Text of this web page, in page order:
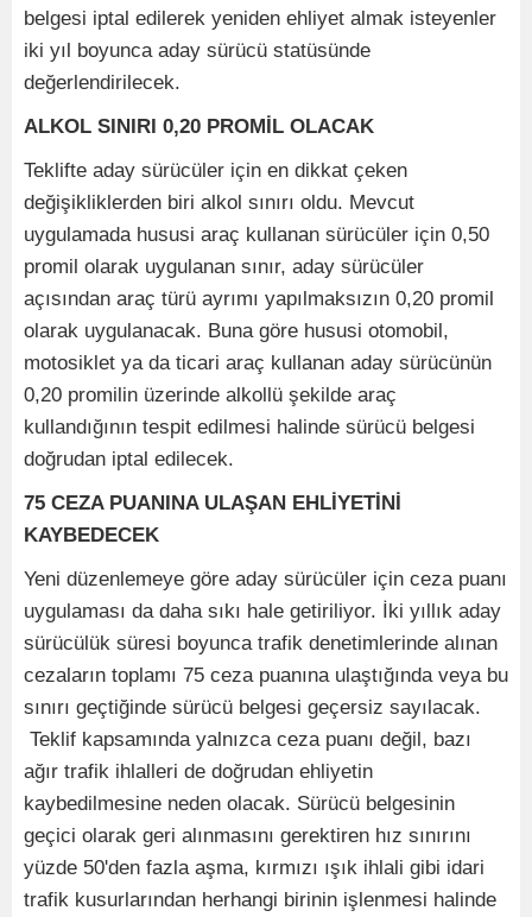
belgesi iptal edilerek yeniden ehliyet almak isteyenler
iki yıl boyunca aday sürücü statüsünde
değerlendirilecek.
ALKOL SINIRI 0,20 PROMİL OLACAK
Teklifte aday sürücüler için en dikkat çeken
değişikliklerden biri alkol sınırı oldu. Mevcut
uygulamada hususi araç kullanan sürücüler için 0,50
promil olarak uygulanan sınır, aday sürücüler
açısından araç türü ayrımı yapılmaksızın 0,20 promil
olarak uygulanacak. Buna göre hususi otomobil,
motosiklet ya da ticari araç kullanan aday sürücünün
0,20 promilin üzerinde alkollü şekilde araç
kullandığının tespit edilmesi halinde sürücü belgesi
doğrudan iptal edilecek.
75 CEZA PUANINA ULAŞAN EHLİYETİNİ
KAYBEDECEK
Yeni düzenlemeye göre aday sürücüler için ceza puanı
uygulaması da daha sıkı hale getiriliyor. İki yıllık aday
sürücülük süresi boyunca trafik denetimlerinde alınan
cezaların toplamı 75 ceza puanına ulaştığında veya bu
sınırı geçtiğinde sürücü belgesi geçersiz sayılacak.
Teklif kapsamında yalnızca ceza puanı değil, bazı
ağır trafik ihlalleri de doğrudan ehliyetin
kaybedilmesine neden olacak. Sürücü belgesinin
geçici olarak geri alınmasını gerektiren hız sınırını
yüzde 50'den fazla aşma, kırmızı ışık ihlali gibi idari
trafik kusurlarından herhangi birinin işlenmesi halinde